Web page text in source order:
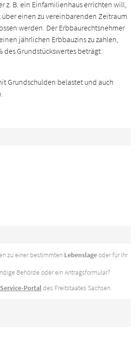
z. B. ein Einfamilienhaus errichten will,
einen zu vereinbarenden Zeitraum
werden. Der Erbbaurechtsnehmer
jährlichen Erbbauzins zu zahlen,
des Grundstückswertes beträgt.
Grundschulden belastet und auch
zu einer bestimmten Lebenslageoder für Ihr
Behörde oder ein Antragsformular?
Service-Portaldes Freitstaates Sachsen.